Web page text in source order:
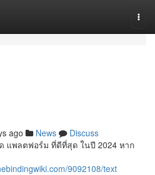
ago News
Discuss
แพลตฟอร์ม ที่ดีที่สุด ในปี 2024 หาก
9092108/text